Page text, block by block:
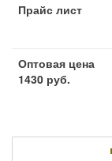
Прайс лист
Оптовая цена
1430 руб.